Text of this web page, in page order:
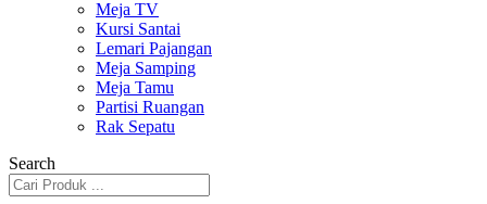
Meja TV
Kursi Santai
Lemari Pajangan
Meja Samping
Meja Tamu
Partisi Ruangan
Rak Sepatu
Search